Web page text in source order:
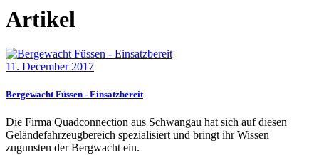
Artikel
11. December 2017
Bergewacht Füssen - Einsatzbereit
Die Firma Quadconnection aus Schwangau hat sich auf diesen
Geländefahrzeugbereich spezialisiert und bringt ihr Wissen
zugunsten der Bergwacht ein.